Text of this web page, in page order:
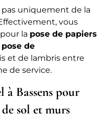
uniquement de la
vous
la pose de papiers
pose de
et de lambris entre
de service.
Bassens pour
sol et murs